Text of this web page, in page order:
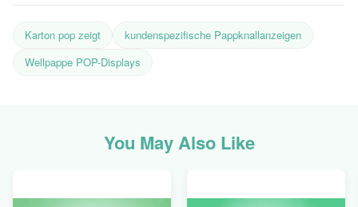
Karton pop zeigt
kundenspezifische Pappknallanzeigen
Wellpappe POP-Displays
You May Also Like